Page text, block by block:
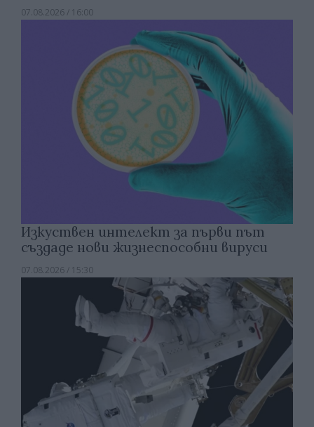
07.08.2026 / 16:00
Изкуствен интелект за първи път
създаде нови жизнеспособни вируси
07.08.2026 / 15:30